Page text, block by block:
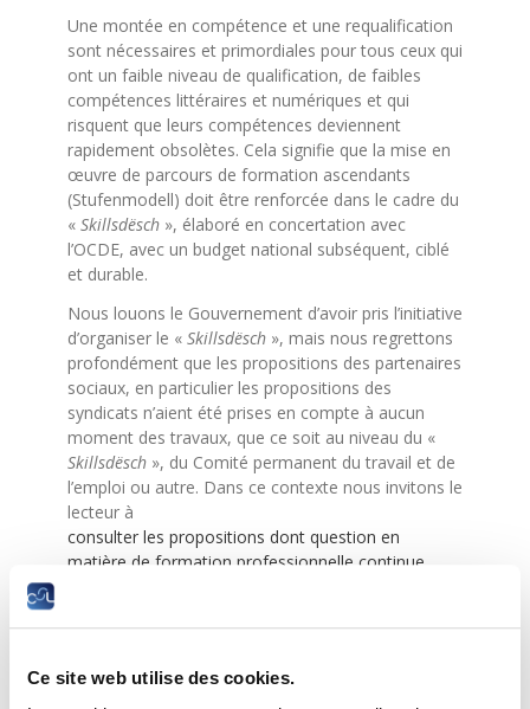
Ce site web utilise des cookies.
Une montée en compétence et une requalification
sont nécessaires et primordiales pour tous ceux qui
ont un faible niveau de qualification, de faibles
compétences littéraires et numériques et qui
risquent que leurs compétences deviennent
rapidement obsolètes. Cela signifie que la mise en
œuvre de parcours de formation ascendants
(Stufenmodell) doit être renforcée dans le cadre du
« Skillsdësch», élaboré en concertation avec
l’OCDE, avec un budget national subséquent, ciblé
et durable.
Nous louons le Gouvernement d’avoir pris l’initiative
d’organiser le « Skillsdësch», mais nous regrettons
profondément que les propositions des partenaires
sociaux, en particulier les propositions des
syndicats n’aient été prises en compte à aucun
moment des travaux, que ce soit au niveau du «
Skillsdësch», du Comité permanent du travail et de
l’emploi ou autre. Dans ce contexte nous invitons le
lecteur à
consulter les propositions dont question en
matière de formation professionnelle continue
Le «Skillsdësch» devrait surtout miser sur la mise
pour soutenir le nombre croissant d’adultes qui ont
besoin d’une formation et d’une requalification